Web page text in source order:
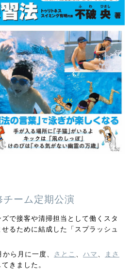
チーム定期公演
で接客や清掃担当として働くスタ
るために結成した「スプラッシュ
ら月に一度、
さとこ ハマ
まさ
きました。